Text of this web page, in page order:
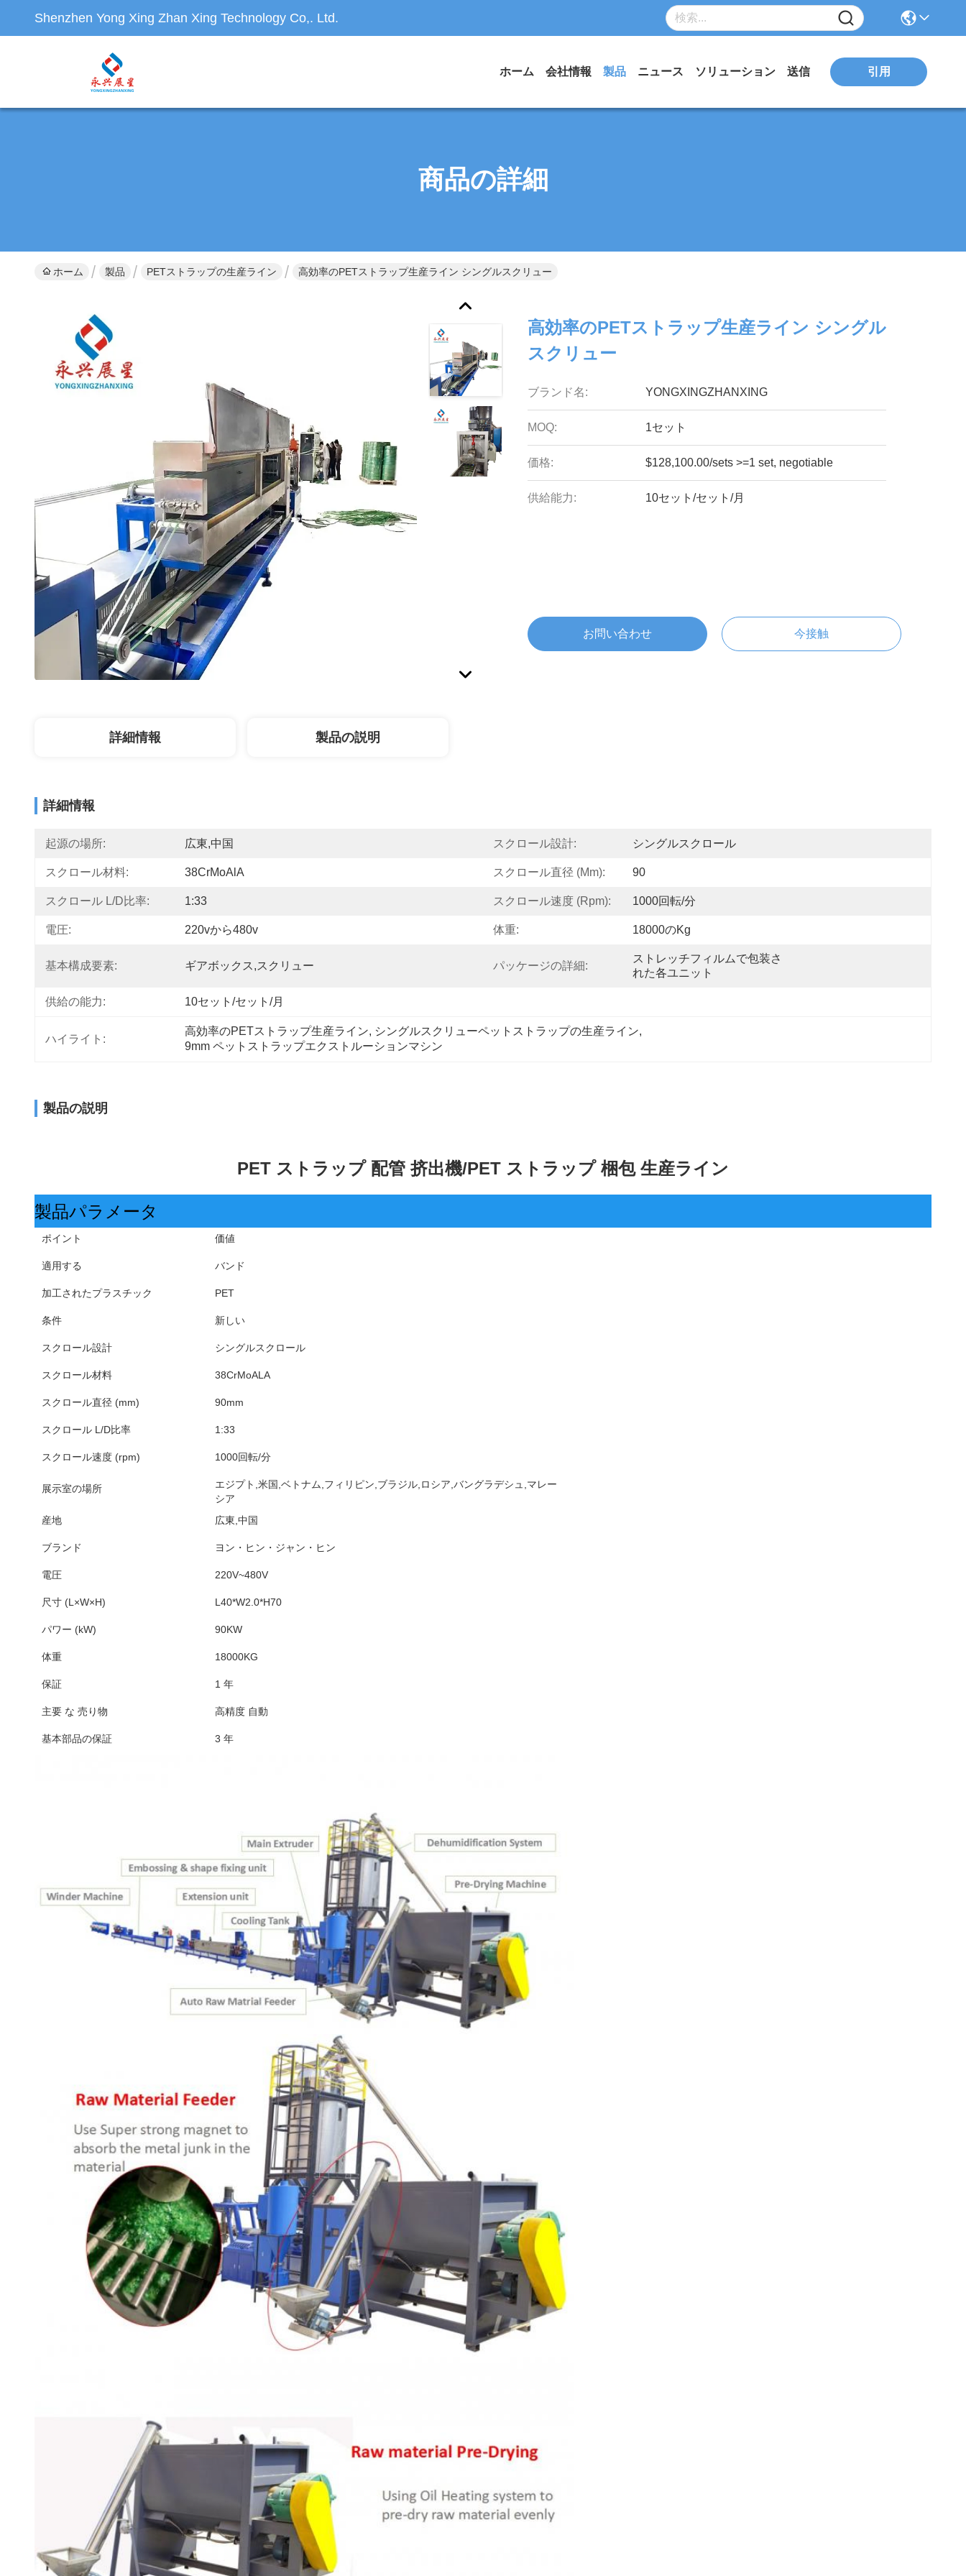
Shenzhen Yong Xing Zhan Xing Technology Co,. Ltd.
ホーム 会社情報 製品 ニュース ソリューション 送信 引用
商品の詳細
ホーム 製品 PETストラップの生産ライン 高効率のPETストラップ生産ライン シングルスクリュー
高効率のPETストラップ生産ライン シングル
スクリュー
ブランド名: YONGXINGZHANXING
MOQ: 1セット
価格: $128,100.00/sets >=1 set, negotiable
供給能力: 10セット/セット/月
お問い合わせ 今接触
詳細情報 製品の説明
詳細情報
起源の場所: 広東,中国 スクロール設計: シングルスクロール
スクロール材料: 38CrMoAlA スクロール直径 (mm): 90
スクロール L/D比率: 1:33 スクロール速度 (rpm): 1000回転/分
電圧: 220vから480v 体重: 18000のkg
基本構成要素: ギアボックス,スクリュー パッケージの詳細:
ストレッチフィルムで包装さ
れた各ユニット
供給の能力: 10セット/セット/月
ハイライト:
高効率のPETストラップ生産ライン, シングルスクリューペットストラップの生産ライン,
9mm ペットストラップエクストルーションマシン
製品の説明
PET ストラップ 配管 挤出機/PET ストラップ 梱包 生産ライン
製品パラメータ
ポイント 価値
適用する バンド
加工されたプラスチック PET
条件 新しい
スクロール設計 シングルスクロール
スクロール材料 38CrMoALA
スクロール直径 (mm) 90mm
スクロール L/D比率 1:33
スクロール速度 (rpm) 1000回転/分
展示室の場所
エジプト,米国,ベトナム,フィリピン,ブラジル,ロシア,バングラデシュ,マレー
シア
産地
広東,中国
ブランド ヨン・ヒン・ジャン・ヒン
電圧 220V~480V
尺寸 (L×W×H) L40*W2.0*H70
パワー (kW) 90KW
体重 18000KG
保証 1 年
主要 な 売り物 高精度 自動
基本部品の保証 3 年